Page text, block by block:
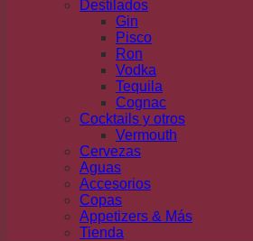
Destilados
Gin
Pisco
Ron
Vodka
Tequila
Cognac
Cocktails y otros
Vermouth
Cervezas
Aguas
Accesorios
Copas
Appetizers & Más
Tienda